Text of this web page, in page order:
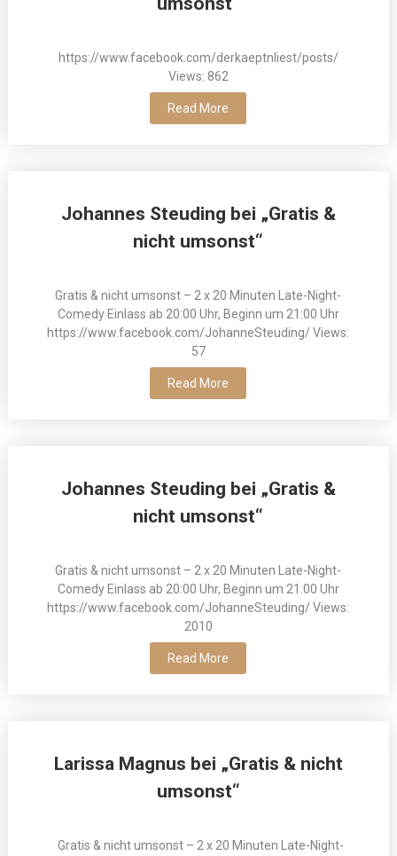
https://www.facebook.com/derkaeptnliest/posts/
Views: 862
Read More
Johannes Steuding bei „Gratis &
nicht umsonst“
Gratis & nicht umsonst – 2 x 20 Minuten Late-Night-
Comedy Einlass ab 20:00 Uhr, Beginn um 21:00 Uhr
https://www.facebook.com/JohanneSteuding/ Views:
57
Read More
Johannes Steuding bei „Gratis &
nicht umsonst“
Gratis & nicht umsonst – 2 x 20 Minuten Late-Night-
Comedy Einlass ab 20:00 Uhr, Beginn um 21:00 Uhr
https://www.facebook.com/JohanneSteuding/ Views:
2010
Read More
Larissa Magnus bei „Gratis & nicht
umsonst“
Gratis & nicht umsonst – 2 x 20 Minuten Late-Night-